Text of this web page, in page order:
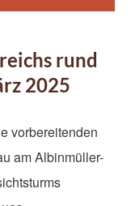
rund
2025
vorbereitenden
am Albinmüller-